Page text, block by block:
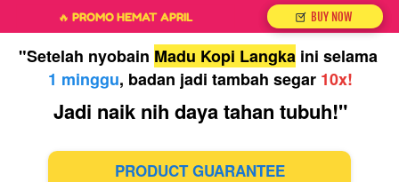
"Setelah nyobain Madu Kopi Langka
ini selama
1 minggu, badan jadi tambah segar 10x!
Jadi naik nih daya tahan tubuh!"
PRODUCT GUARANTEE
`🔥 PROMO HEMAT APRIL ` BUY NOW